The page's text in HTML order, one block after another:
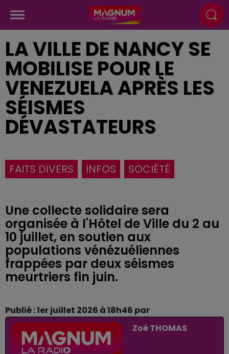
LA VILLE DE NANCY SE
MOBILISE POUR LE
VENEZUELA APRÈS LES
SÉISMES
DÉVASTATEURS
FAITS DIVERS INFOS SOCIÉTÉ
Une collecte solidaire sera
organisée à l'Hôtel de Ville du 2 au
10 juillet, en soutien aux
populations vénézuéliennes
frappées par deux séismes
meurtriers fin juin.
Publié : 1er juillet 2026 à 18h46 par
Zoé THOMAS